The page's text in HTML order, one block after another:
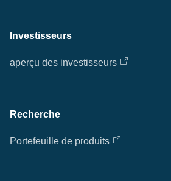
Investisseurs
aperçu des investisseurs
Recherche
Portefeuille de produits